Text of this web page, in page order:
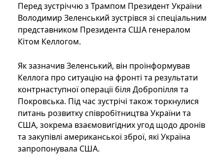
Перед зустріччю з Трампом Президент України
Володимир Зеленський зустрівся зі спеціальним
представником Президента США генералом
Кітом Келлогом.
Як зазначив Зеленський, він проінформував
Келлога про ситуацію на фронті та результати
контрнаступної операції біля Добропілля та
Покровська. Під час зустрічі також торкнулися
питань розвитку співробітництва України та
США, зокрема взаємовигідних угод щодо дронів
та закупівлі американської зброї, які Україна
запропонувала США.